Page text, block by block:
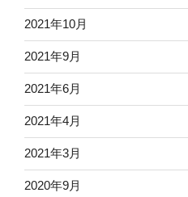
2021年10月
2021年9月
2021年6月
2021年4月
2021年3月
2020年9月